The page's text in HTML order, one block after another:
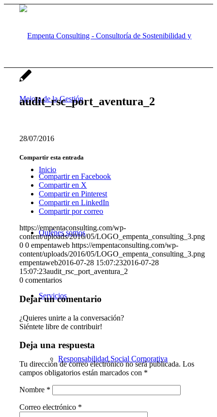
Inicio
Quiénes somos
Servicios
Responsabilidad Social Corporativa
audit_rsc_port_aventura_2
28/07/2016
Compartir esta entrada
Compartir en Facebook
Compartir en X
Compartir en Pinterest
Compartir en LinkedIn
Compartir por correo
https://empentaconsulting.com/wp-
content/uploads/2016/05/LOGO_empenta_consulting_3.png
0 0 empentaweb https://empentaconsulting.com/wp-
content/uploads/2016/05/LOGO_empenta_consulting_3.png
empentaweb2016-07-28 15:07:232016-07-28
15:07:23audit_rsc_port_aventura_2
0 comentarios
Dejar un comentario
¿Quieres unirte a la conversación?
Siéntete libre de contribuir!
Deja una respuesta
Tu dirección de correo electrónico no será publicada. Los
campos obligatorios están marcados con *
Nombre *
Correo electrónico *